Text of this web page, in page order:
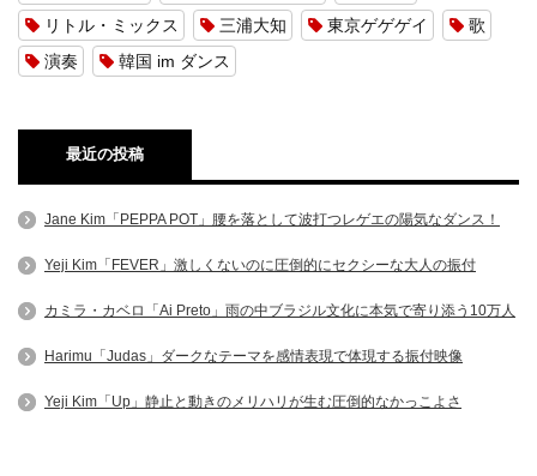
リトル・ミックス
三浦大知 東京ゲゲゲイ
歌
演奏
韓国 im ダンス
最近の投稿
Jane Kim「PEPPA POT」腰を落として波打つレゲエの陽気なダンス！
Yeji Kim「FEVER」激しくないのに圧倒的にセクシーな大人の振付
カミラ・カベロ「Ai Preto」雨の中ブラジル文化に本気で寄り添う10万人
Harimu「Judas」ダークなテーマを感情表現で体現する振付映像
Yeji Kim「Up」静止と動きのメリハリが生む圧倒的なかっこよさ